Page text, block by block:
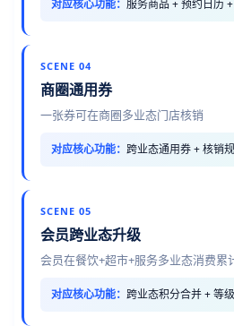
对应核心功能： 服务商品 + 预约日历
SCENE 04
商圈通用券
一张券可在商圈多业态门店核销
对应核心功能： 跨业态通用券 + 核销
SCENE 05
会员跨业态升级
会员在餐饮+超市+服务多业态消费累
对应核心功能： 跨业态积分合并 + 等